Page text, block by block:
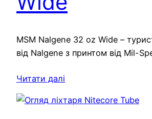
MSM Nalgene 32 oz Wide –
від Nalgene з принтом від Mil-
Читати далі